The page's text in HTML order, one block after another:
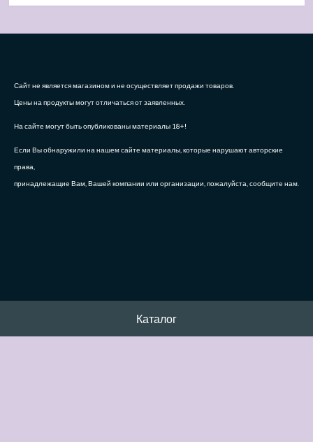
Сайт не является магазином и не осуществляет продажи товаров.
Цены на продукты могут отличаться от заявленных.
На сайте могут быть опубликованы материалы 18+!
Если Вы обнаружили на нашем сайте материалы, которые нарушают авторские
права,
принадлежащие Вам, Вашей компании или организации, пожалуйста, сообщите нам.
Каталог